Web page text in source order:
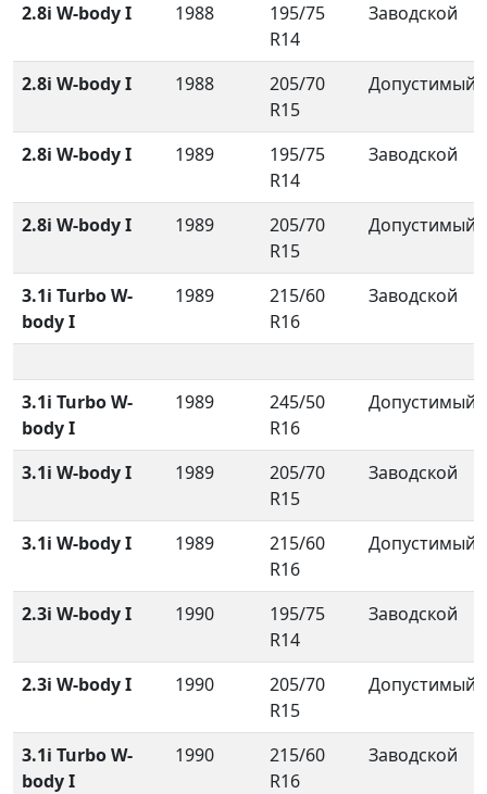
2.8i W-body I 1988
195/75
R14
Заводской
2.8i W-body I 1988
205/70
R15
Допустимый
2.8i W-body I 1989
195/75
R14
Заводской
2.8i W-body I 1989
205/70
R15
Допустимый
3.1i Turbo W-
body I
1989
215/60
R16
Заводской
3.1i Turbo W-
body I
1989
245/50
R16
Допустимый
3.1i W-body I 1989
205/70
R15
Заводской
3.1i W-body I 1989
215/60
R16
Допустимый
2.3i W-body I 1990
195/75
R14
Заводской
2.3i W-body I 1990
205/70
R15
Допустимый
3.1i Turbo W-
body I
1990
215/60
R16
Заводской